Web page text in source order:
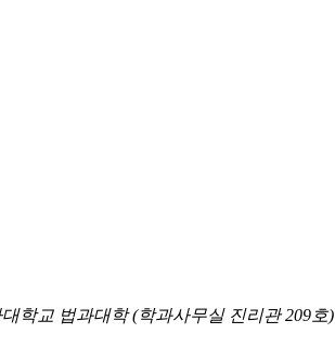
학교 법과대학 (학과사무실 진리관 209호)